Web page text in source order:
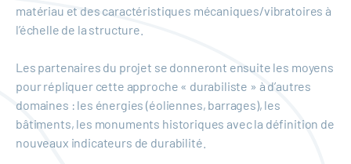
matériau et des caractéristiques mécaniques/vibratoires à
l’échelle de la structure.
Les partenaires du projet se donneront ensuite les moyens
pour répliquer cette approche « durabiliste » à d’autres
domaines : les énergies (éoliennes, barrages), les
bâtiments, les monuments historiques avec la définition de
nouveaux indicateurs de durabilité.